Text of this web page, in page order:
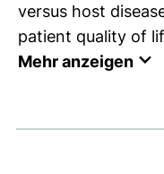
versus host
patient quality of
Mehr anzeigen